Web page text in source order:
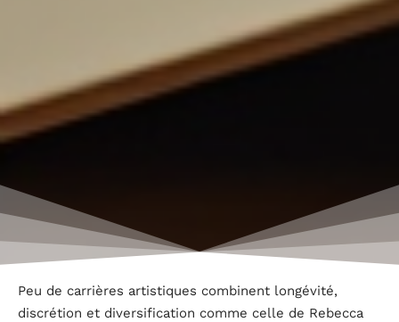
Peu de carrières artistiques combinent longévité,
discrétion et diversification comme celle de Rebecca